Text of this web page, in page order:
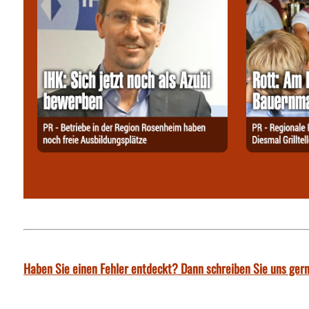
Haben Sie einen Fehler entdeckt? Dann schreiben Sie uns